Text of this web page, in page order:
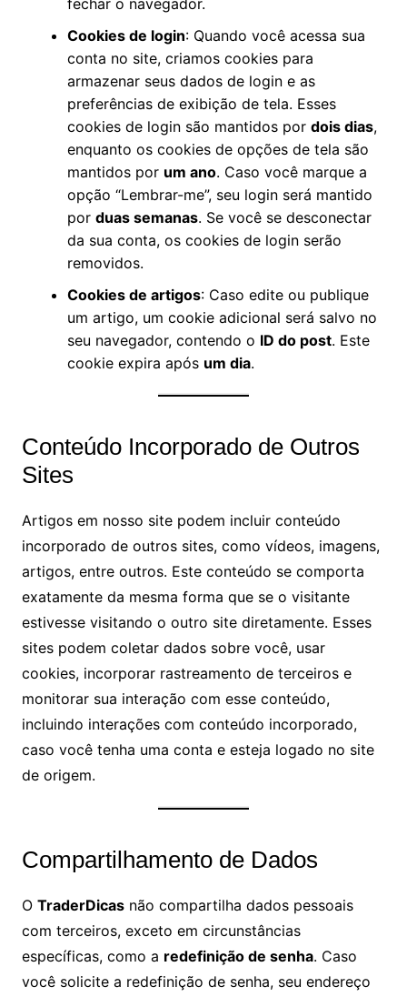
fechar o navegador.
Cookies de login: Quando você acessa sua
conta no site, criamos cookies para
armazenar seus dados de login e as
preferências de exibição de tela. Esses
cookies de login são mantidos por dois dias,
enquanto os cookies de opções de tela são
mantidos por um ano. Caso você marque a
opção “Lembrar-me”, seu login será mantido
por duas semanas. Se você se desconectar
da sua conta, os cookies de login serão
removidos.
Cookies de artigos: Caso edite ou publique
um artigo, um cookie adicional será salvo no
seu navegador, contendo o ID do post. Este
cookie expira após um dia.
Conteúdo Incorporado de Outros
Sites
Artigos em nosso site podem incluir conteúdo
incorporado de outros sites, como vídeos, imagens,
artigos, entre outros. Este conteúdo se comporta
exatamente da mesma forma que se o visitante
estivesse visitando o outro site diretamente. Esses
sites podem coletar dados sobre você, usar
cookies, incorporar rastreamento de terceiros e
monitorar sua interação com esse conteúdo,
incluindo interações com conteúdo incorporado,
caso você tenha uma conta e esteja logado no site
de origem.
Compartilhamento de Dados
O TraderDicasnão compartilha dados pessoais
com terceiros, exceto em circunstâncias
específicas, como a redefinição de senha. Caso
você solicite a redefinição de senha, seu endereço